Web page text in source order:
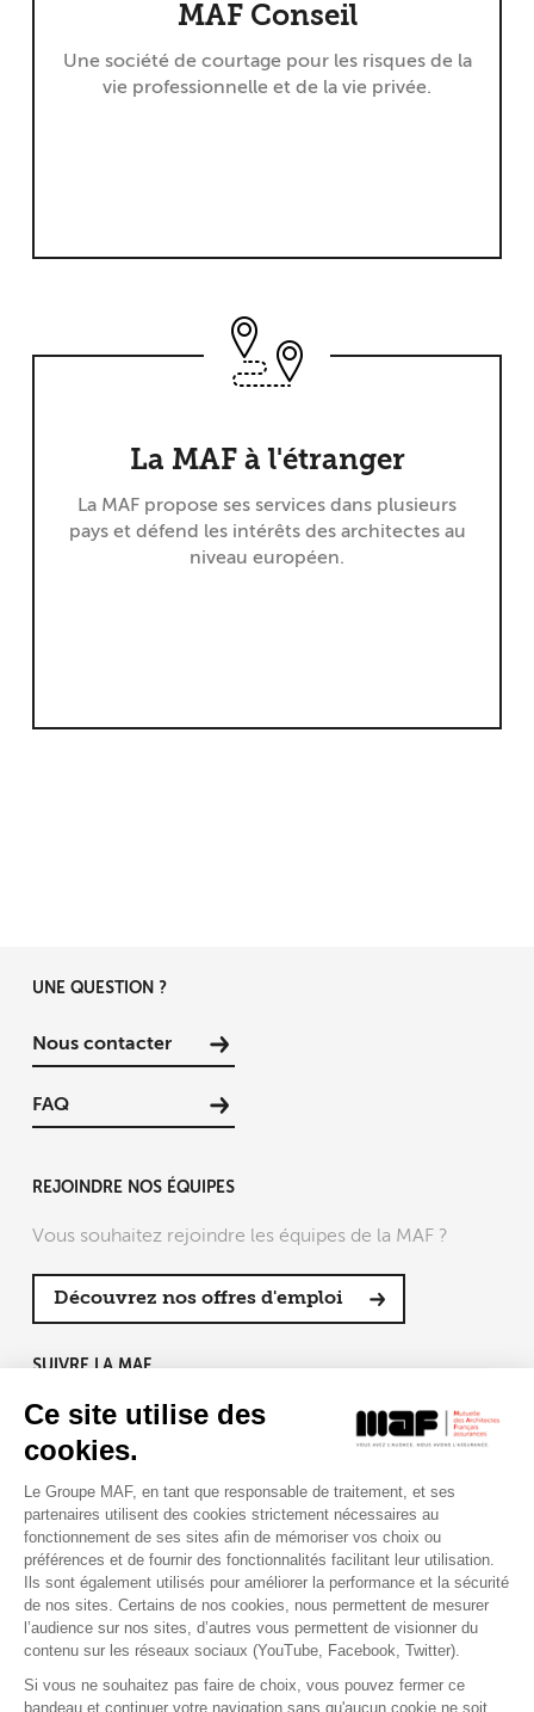
Ce site utilise des
cookies.
Le Groupe MAF, en tant que responsable de traitement, et ses
partenaires utilisent des cookies strictement nécessaires au
fonctionnement de ses sites afin de mémoriser vos choix ou
préférences et de fournir des fonctionnalités facilitant leur utilisation.
Ils sont également utilisés pour améliorer la performance et la sécurité
de nos sites. Certains de nos cookies, nous permettent de mesurer
l’audience sur nos sites, d’autres vous permettent de visionner du
contenu sur les réseaux sociaux (YouTube, Facebook, Twitter).
Si vous ne souhaitez pas faire de choix, vous pouvez fermer ce
bandeau et continuer votre navigation sans qu'aucun cookie ne soit
MAF Conseil
Une société de courtage pour les risques de la
vie professionnelle et de la vie privée.
La MAF à l'étranger
La MAF propose ses services dans plusieurs
pays et défend les intérêts des architectes au
niveau européen.
UNE QUESTION ?
Nous contacter
FAQ
REJOINDRE NOS ÉQUIPES
Vous souhaitez rejoindre les équipes de la MAF ?
Découvrez nos offres d'emploi
SUIVRE LA MAF
RETROUVEZ-NOUS SUR :